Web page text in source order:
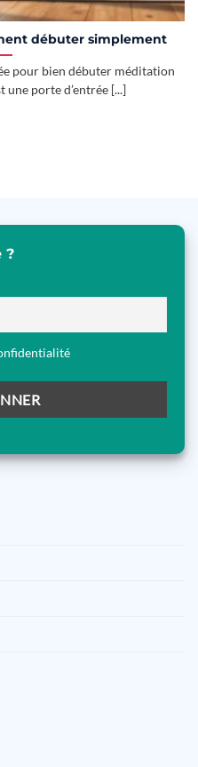
débuter simplement
pour bien débuter méditation
une porte d’entrée [...]
?